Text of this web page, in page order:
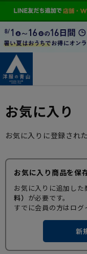
お気に入り
お気に入りに登録され
お気に入り商品を保
お気に入りに追加し
料） が必要です。
すでに会員の方はログ
新